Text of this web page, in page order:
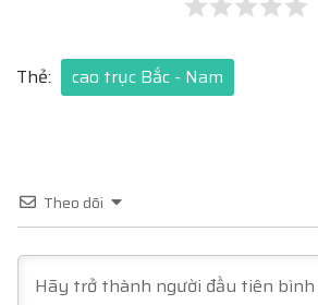
Thẻ: cao trục Bắc - Nam
Theo dõi